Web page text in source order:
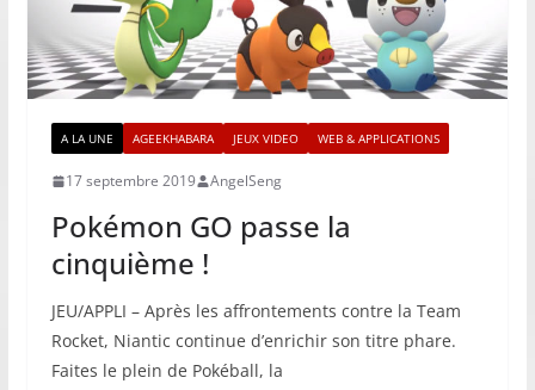
A LA UNE AGEEKHABARA JEUX VIDEO WEB & APPLICATIONS
17 septembre 2019 AngelSeng
Pokémon GO passe la
cinquième !
JEU/APPLI – Après les affrontements contre la Team
Rocket, Niantic continue d’enrichir son titre phare.
Faites le plein de Pokéball, la